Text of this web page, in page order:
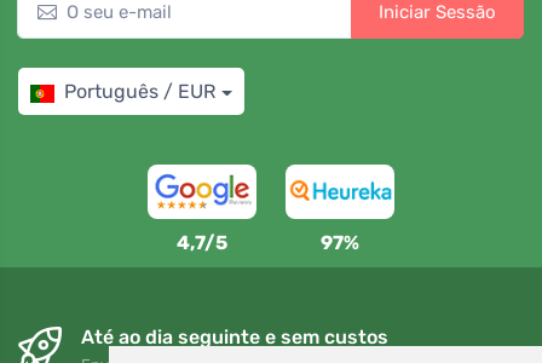
Iniciar Sessão
Português / EUR
4,7/5 97%
Até ao dia seguinte e sem custos